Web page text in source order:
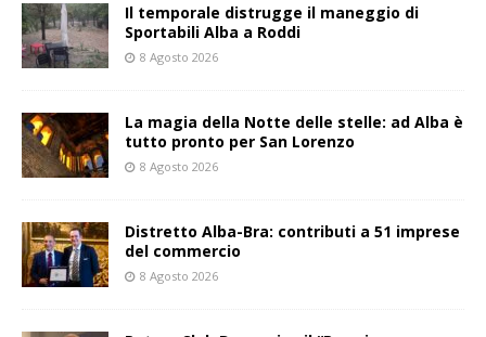
Il temporale distrugge il maneggio di
Sportabili Alba a Roddi
8 Agosto 2026
La magia della Notte delle stelle: ad Alba è
tutto pronto per San Lorenzo
8 Agosto 2026
Distretto Alba-Bra: contributi a 51 imprese
del commercio
8 Agosto 2026